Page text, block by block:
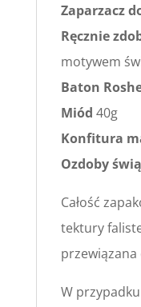
Zaparzacz
Ręcznie
motywem
Baton
Miód 40g
Konfitura
Ozdoby
Całość
tektury
W